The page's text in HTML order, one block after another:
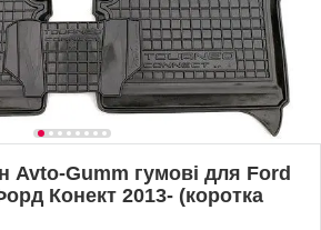
Avto-Gumm гумові для Ford
Конект 2013- (коротка